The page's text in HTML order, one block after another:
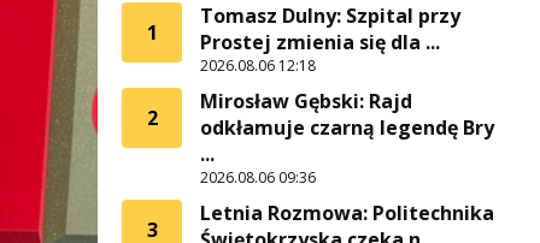
1
Tomasz Dulny: Szpital przy
Prostej zmienia się dla ...
2026.08.06 12:18
2
Mirosław Gębski: Rajd
odkłamuje czarną legendę Bry
...
2026.08.06 09:36
3
Letnia Rozmowa: Politechnika